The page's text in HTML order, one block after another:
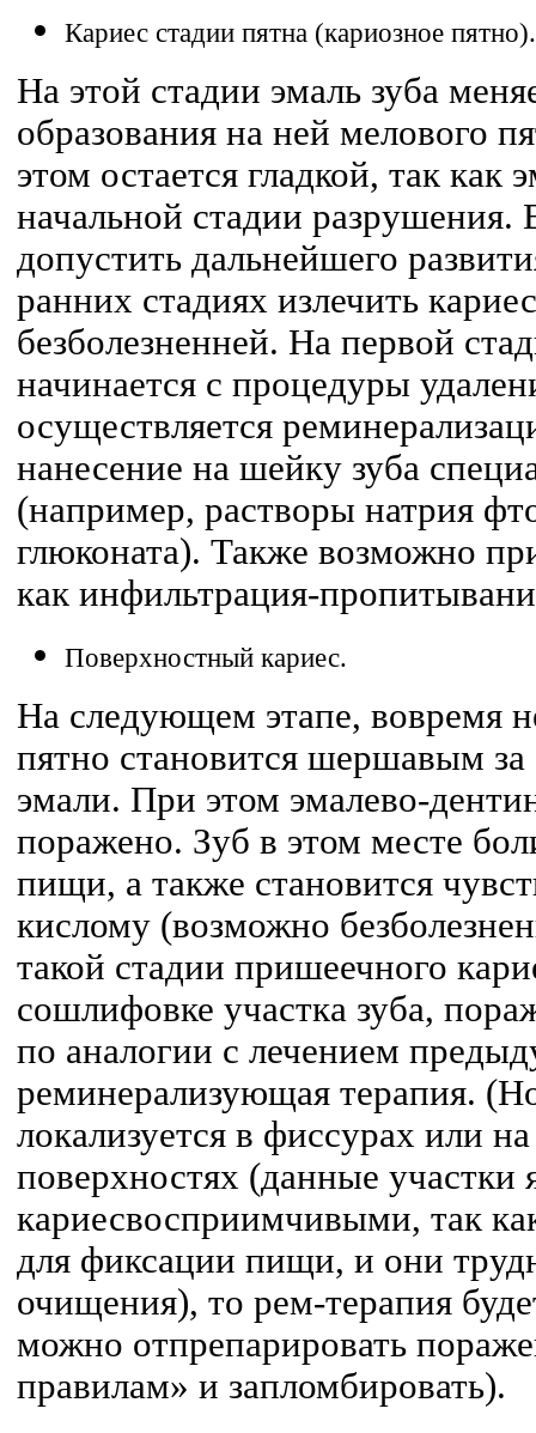
Кариес стадии пятна (кариозное пятно).
На этой стадии эмаль зуба
образования на ней мелового
этом остается гладкой, так как
начальной стадии
допустить дальнейшего
ранних стадиях излечить
безболезненней. На первой
начинается с процедуры
осуществляется
нанесение на шейку зуба
(например, растворы натрия
глюконата). Также возможно
как инфильтрация-
Поверхностный кариес.
На следующем этапе, вовремя
пятно становится шершавым за
эмали. При этом эмалево-
поражено. Зуб в этом месте
пищи, а также становится
кислому (возможно
такой стадии пришеечного
сошлифовке участка зуба,
по аналогии с лечением
реминерализующая терапия.
локализуется в фиссурах или
поверхностях (данные участки
кариесвосприимчивыми, так
для фиксации пищи, и они
очищения), то рем-терапия
можно отпрепарировать
правилам» и запломбировать).